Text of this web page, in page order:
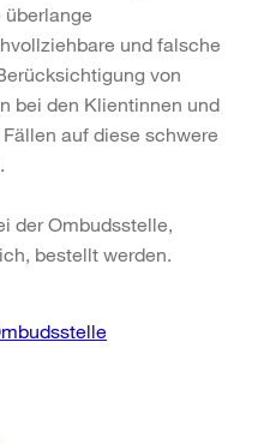
und falsche
von
bei den Klientinnen und
auf diese schwere
der Ombudsstelle,
bestellt werden.